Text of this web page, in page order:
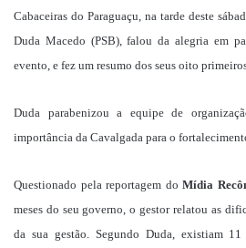
Cabaceiras do Paraguaçu, na tarde deste
Duda Macedo (PSB), falou da alegria em
evento, e fez um resumo dos seus oito
Duda parabenizou a equipe de
importância da Cavalgada para o
Questionado pela reportagem doMídia
meses do seu governo, o gestor relatou as
da sua gestão. Segundo Duda, existiam